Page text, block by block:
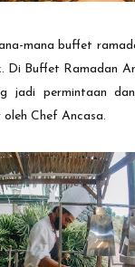
mana buffet
Di Buffet Ramadan
jadi permintaan
Chef Ancasa.